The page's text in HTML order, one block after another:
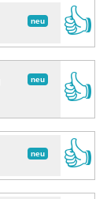
neu
👍
neu
👍
neu
👍